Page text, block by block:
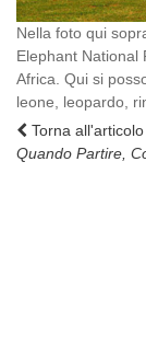
Nella foto qui
Elephant National
Africa. Qui si
leone, leopardo,
Torna all'articolo
Quando Partire,